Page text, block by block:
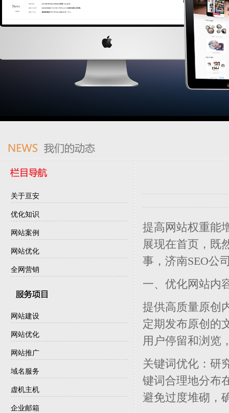
关于亘安
优化知识
网站案例
网站优化
全网营销
网站建设
网站优化
网站推广
域名服务
虚机主机
企业邮箱
提高网站权重能
展现在首页，既
事，济南SEO公
一、优化网站内
提供高质量原创
定期发布原创的
用户停留和浏览
关键词优化：研
键词合理地分布
避免过度堆砌，